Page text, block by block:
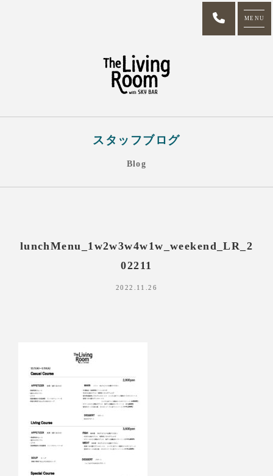
MENU
スタッフブログ
Blog
lunchMenu_1w2w3w4w1w_weekend_LR_2
02211
2022.11.26